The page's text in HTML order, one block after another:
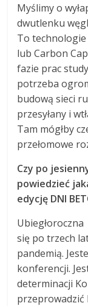
Myślimy o
dwutlenku
To technologie
lub Carbon
fazie prac
potrzeba
budową sieci
przesyłany i
Tam mógłby
przełomowe
Czy po
powiedzieć
edycję DNI
się po trzech
pandemią.
konferencji.
determinacji
przeprowadzić